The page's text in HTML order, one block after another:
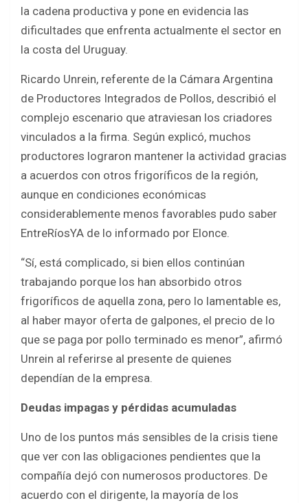
la cadena productiva y pone en evidencia las
dificultades que enfrenta actualmente el sector en
la costa del Uruguay.
Ricardo Unrein, referente de la Cámara Argentina
de Productores Integrados de Pollos, describió el
complejo escenario que atraviesan los criadores
vinculados a la firma. Según explicó, muchos
productores lograron mantener la actividad gracias
a acuerdos con otros frigoríficos de la región,
aunque en condiciones económicas
considerablemente menos favorables pudo saber
EntreRíosYA de lo informado por Elonce.
“Sí, está complicado, si bien ellos continúan
trabajando porque los han absorbido otros
frigoríficos de aquella zona, pero lo lamentable es,
al haber mayor oferta de galpones, el precio de lo
que se paga por pollo terminado es menor”, afirmó
Unrein al referirse al presente de quienes
dependían de la empresa.
Deudas impagas y pérdidas acumuladas
Uno de los puntos más sensibles de la crisis tiene
que ver con las obligaciones pendientes que la
compañía dejó con numerosos productores. De
acuerdo con el dirigente, la mayoría de los